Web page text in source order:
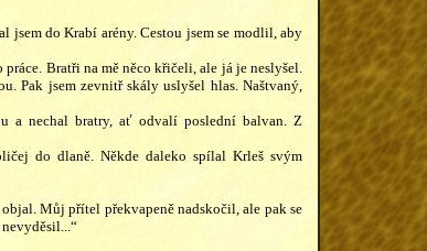
do Krabí arény. Cestou jsem se modlil, aby
Bratři na mě něco křičeli, ale já je neslyšel.
Pak jsem zevnitř skály uslyšel hlas. Naštvaný,
a nechal bratry, ať odvalí poslední balvan. Z
do dlaně. Někde daleko spílal Krleš svým
Můj přítel překvapeně nadskočil, ale pak se
nevyděsil...“